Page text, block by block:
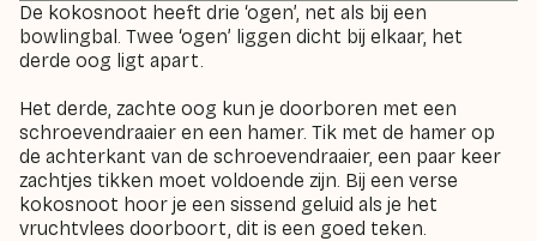
De kokosnoot heeft drie ‘ogen’, net als bij een
bowlingbal. Twee ‘ogen’ liggen dicht bij elkaar, het
derde oog ligt apart.
Het derde, zachte oog kun je doorboren met een
schroevendraaier en een hamer. Tik met de hamer op
de achterkant van de schroevendraaier, een paar keer
zachtjes tikken moet voldoende zijn. Bij een verse
kokosnoot hoor je een sissend geluid als je het
vruchtvlees doorboort, dit is een goed teken.